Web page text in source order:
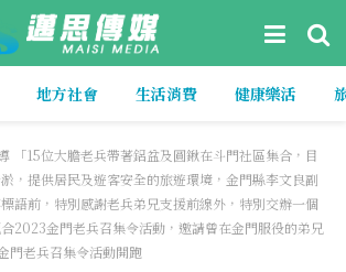
地方社會 生活消費 健康樂活
「15位大膽老兵帶著鋁盆及圓鍬在斗門社區集合，目
，提供居民及遊客安全的旅遊環境，金門縣李文良副
語前，特別感謝老兵弟兄支援前線外，特別交辦一個
2023金門老兵召集令活動，邀請曾在金門服役的弟兄
老兵召集令活動開跑